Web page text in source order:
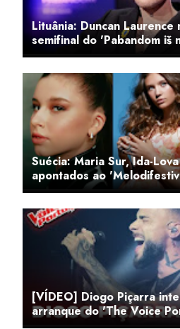
Lituânia: Duncan
semifinal do 'Pabandom iš
Suécia: Maria Sur, Ida-
apontados ao
[VÍDEO] Diogo Piçarra
arranque do 'The Voice